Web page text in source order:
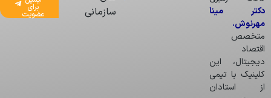
دکتر مینا
مهرنوش،
متخصص
اقتصاد
دیجیتال، این
کلینیک با تیمی
از استادان
سازمانی
برای
عضویت